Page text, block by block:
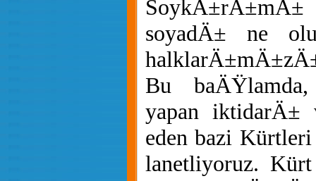
soyadÄ± ne
Bu
yapan iktidarÄ±
eden bazi
lanetliyoruz.